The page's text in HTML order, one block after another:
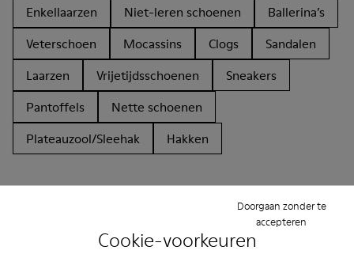
Cookie-voorkeuren
Doorgaan zonder te
accepteren
Enkellaarzen Niet-leren schoenen
Ballerina’s
Veterschoen
Mocassins Clogs
Sandalen
Laarzen
Vrijetijdsschoenen
Sneakers
Pantoffels
Nette schoenen
Plateauzool/Sleehak
Hakken